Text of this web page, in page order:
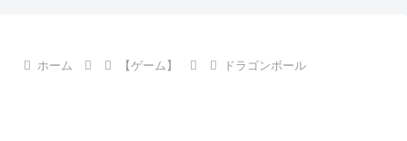
ホーム 【ゲーム】 ドラゴンボール